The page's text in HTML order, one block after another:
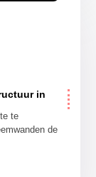
in
te
de